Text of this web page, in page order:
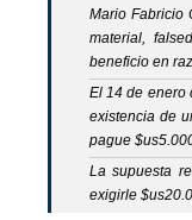
Mario Fabricio
material,
beneficio en
El 14 de enero
existencia de
pague
La supuesta
exigirle